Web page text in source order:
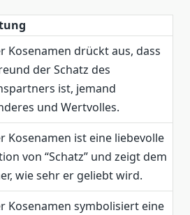
Kosenamen drückt aus, dass
der Schatz des
ist, jemand
und Wertvolles.
Kosenamen ist eine liebevolle
von “Schatz” und zeigt dem
wie sehr er geliebt wird.
Kosenamen symbolisiert eine